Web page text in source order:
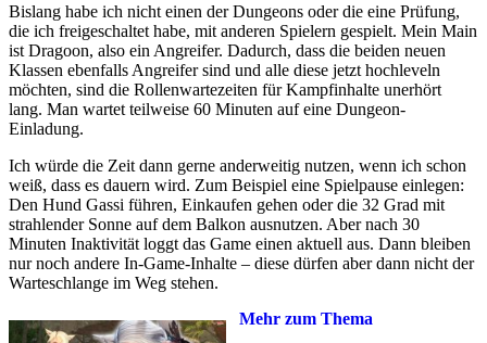
Bislang habe ich nicht einen der Dungeons oder die eine Prüfung,
die ich freigeschaltet habe, mit anderen Spielern gespielt. Mein Main
ist Dragoon, also ein Angreifer. Dadurch, dass die beiden neuen
Klassen ebenfalls Angreifer sind und alle diese jetzt hochleveln
möchten, sind die Rollenwartezeiten für Kampfinhalte unerhört
lang. Man wartet teilweise 60 Minuten auf eine Dungeon-
Einladung.
Ich würde die Zeit dann gerne anderweitig nutzen, wenn ich schon
weiß, dass es dauern wird. Zum Beispiel eine Spielpause einlegen:
Den Hund Gassi führen, Einkaufen gehen oder die 32 Grad mit
strahlender Sonne auf dem Balkon ausnutzen. Aber nach 30
Minuten Inaktivität loggt das Game einen aktuell aus. Dann bleiben
nur noch andere In-Game-Inhalte – diese dürfen aber dann nicht der
Warteschlange im Weg stehen.
Mehr zum Thema